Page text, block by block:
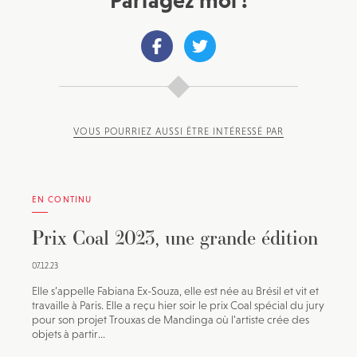
VOUS POURRIEZ AUSSI ÊTRE INTÉRESSÉ PAR
EN CONTINU
Prix Coal 2023, une grande édition
07.12.23
Elle s’appelle Fabiana Ex-Souza, elle est née au Brésil et vit et
travaille à Paris. Elle a reçu hier soir le prix Coal spécial du jury
pour son projet Trouxas de Mandinga où l’artiste crée des
objets à partir...